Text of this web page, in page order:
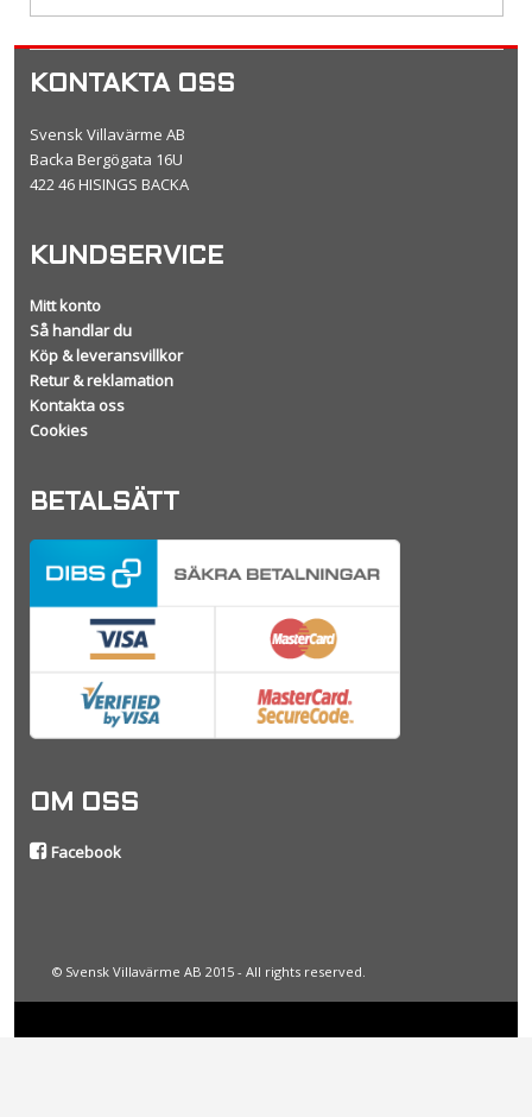
KONTAKTA OSS
Svensk Villavärme AB
Backa Bergögata 16U
422 46 HISINGS BACKA
KUNDSERVICE
Mitt konto
Så handlar du
Köp & leveransvillkor
Retur & reklamation
Kontakta oss
Cookies
BETALSÄTT
OM OSS
Facebook
© Svensk Villavärme AB 2015 - All rights reserved.